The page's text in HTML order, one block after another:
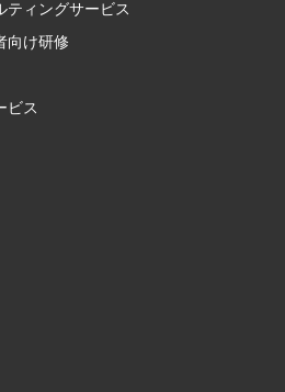
ティングサービス
向け研修
ビス